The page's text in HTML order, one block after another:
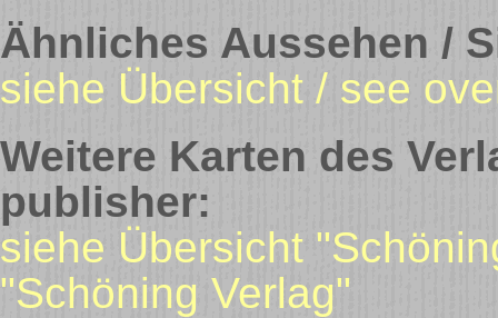
Ähnliches Aussehen /
siehe Übersicht / see
Weitere Karten des
publisher:
siehe Übersicht
"Schöning Verlag"